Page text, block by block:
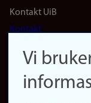
Footer
(no)
Kontakt UiB
Kontakt
Finn forsker
Presse
Vi